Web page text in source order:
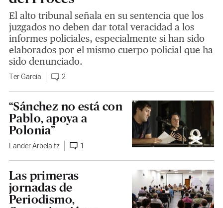
El alto tribunal señala en su sentencia que los
juzgados no deben dar total veracidad a los
informes policiales, especialmente si han sido
elaborados por el mismo cuerpo policial que ha
sido denunciado.
Ter García 2
“Sánchez no está con
Pablo, apoya a
Polonia”
Lander Arbelaitz 1
Las primeras
jornadas de
Periodismo,